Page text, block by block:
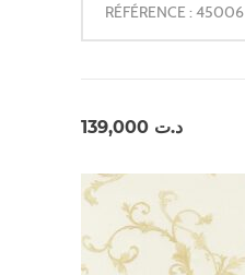
RÉFÉRENCE : 45006
د.ت